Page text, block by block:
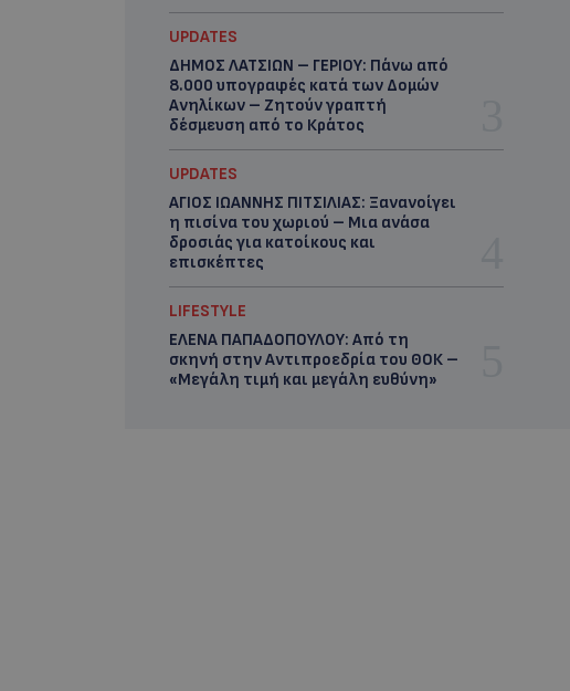
UPDATES
ΔΗΜΟΣ ΛΑΤΣΙΩΝ – ΓΕΡΙΟΥ: Πάνω από
8.000 υπογραφές κατά των Δομών
Ανηλίκων – Ζητούν γραπτή
δέσμευση από το Κράτος
UPDATES
ΑΓΙΟΣ ΙΩΑΝΝΗΣ ΠΙΤΣΙΛΙΑΣ: Ξανανοίγει
η πισίνα του χωριού – Μια ανάσα
δροσιάς για κατοίκους και
επισκέπτες
LIFESTYLE
ΕΛΕΝΑ ΠΑΠΑΔΟΠΟΥΛΟΥ: Από τη
σκηνή στην Αντιπροεδρία του ΘΟΚ –
«Μεγάλη τιμή και μεγάλη ευθύνη»